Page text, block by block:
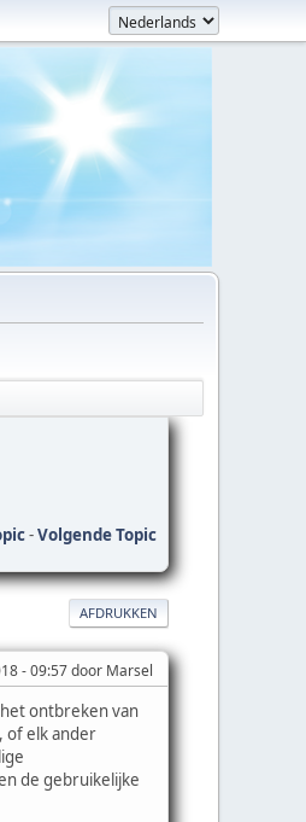
-Volgende Topic
AFDRUKKEN
- 09:57 door Marsel
ontbreken van
of elk ander
de gebruikelijke